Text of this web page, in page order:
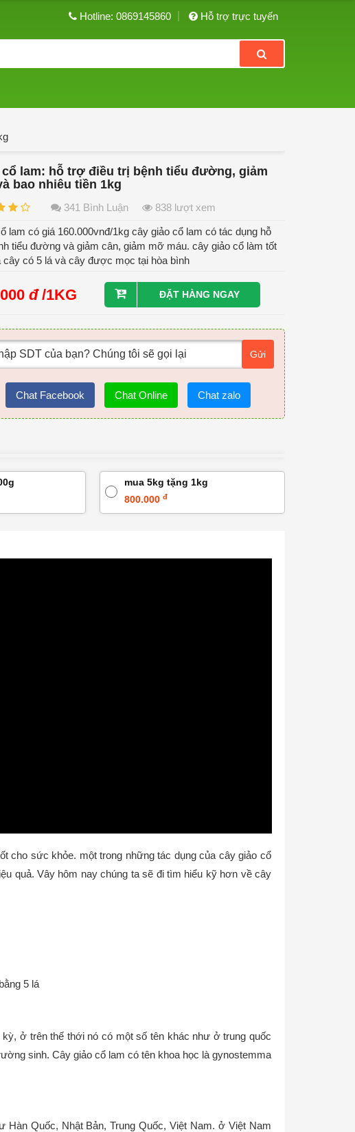
Hotline: 0869145860 Hỗ trợ trực tuyến
cổ lam: hỗ trợ điều trị bệnh tiểu đường, giảm
bao nhiêu tiền 1kg
341 Bình Luận 838 lượt xem
lam có giá 160.000vnđ/1kg cây giảo cổ lam có tác dụng hỗ
tiểu đường và giảm cân, giảm mỡ máu. cây giảo cổ làm tốt
cây có 5 lá và cây được mọc tại hòa bình
đ /1KG ĐẶT HÀNG NGAY
Gửi
Chat Facebook Chat Online Chat zalo
mua 5kg tặng 1kg
800.000 đ
cho sức khỏe. một trong những tác dụng của cây giảo cổ
quả. Vây hôm nay chúng ta sẽ đi tìm hiểu kỹ hơn về cây
5 lá
ở trên thế thới nó có một số tên khác như ở trung quốc
sinh. Cây giảo cổ lam có tên khoa học là gynostemma
Quốc, Nhật Bản, Trung Quốc, Việt Nam. ở Việt Nam